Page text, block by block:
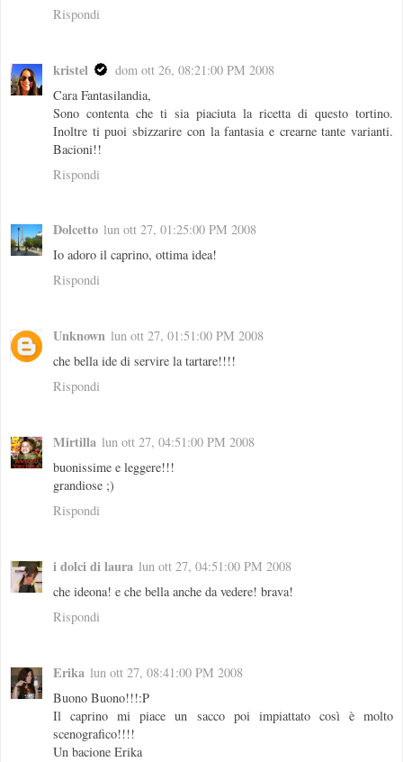
Rispondi
kristel
dom ott 26, 08:21:00 PM 2008
Cara Fantasilandia,
Sono contenta che ti sia piaciuta la ricetta di questo tortino.
Inoltre ti puoi sbizzarire con la fantasia e crearne tante varianti.
Bacioni!!
Rispondi
Dolcetto lun ott 27, 01:25:00 PM 2008
Io adoro il caprino, ottima idea!
Rispondi
Unknown lun ott 27, 01:51:00 PM 2008
che bella ide di servire la tartare!!!!
Rispondi
Mirtilla lun ott 27, 04:51:00 PM 2008
buonissime e leggere!!!
grandiose ;)
Rispondi
i dolci di laura lun ott 27, 04:51:00 PM 2008
che ideona! e che bella anche da vedere! brava!
Rispondi
Erika lun ott 27, 08:41:00 PM 2008
Buono Buono!!!:P
Il caprino mi piace un sacco poi impiattato così è molto
scenografico!!!!
Un bacione Erika